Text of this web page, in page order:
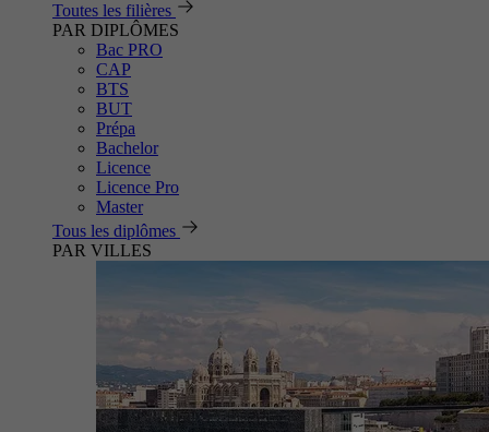
Toutes les filières
PAR DIPLÔMES
Bac PRO
CAP
BTS
BUT
Prépa
Bachelor
Licence
Licence Pro
Master
Tous les diplômes
PAR VILLES